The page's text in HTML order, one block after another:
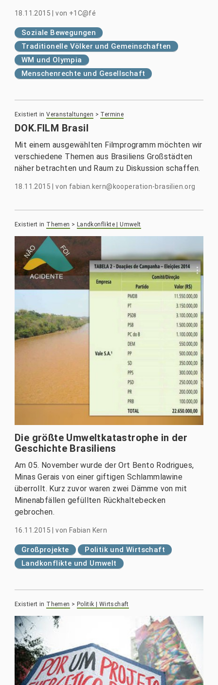
18.11.2015 |von +1C@fé
Soziale Bewegungen
Traditionelle Völker und Gemeinschaften
WM und Olympia
Menschenrechte und Gesellschaft
Existiert in Veranstaltungen > Termine
DOK.FILM Brasil
Mit einem ausgewählten Filmprogramm möchten wir
verschiedene Themen aus Brasiliens Großstädten
näher betrachten und Raum zu Diskussion schaffen.
18.11.2015 |von fabian.kern@kooperation-brasilien.org
Existiert in Themen > Landkonflikte | Umwelt
Die größte Umweltkatastrophe in der
Geschichte Brasiliens
Am 05. November wurde der Ort Bento Rodrigues,
Minas Gerais von einer giftigen Schlammlawine
überrollt. Kurz zuvor waren zwei Dämme von mit
Minenabfällen gefüllten Rückhaltebecken
gebrochen.
16.11.2015 |von Fabian Kern
Großprojekte
Politik und Wirtschaft
Landkonflikte und Umwelt
Existiert in Themen > Politik | Wirtschaft